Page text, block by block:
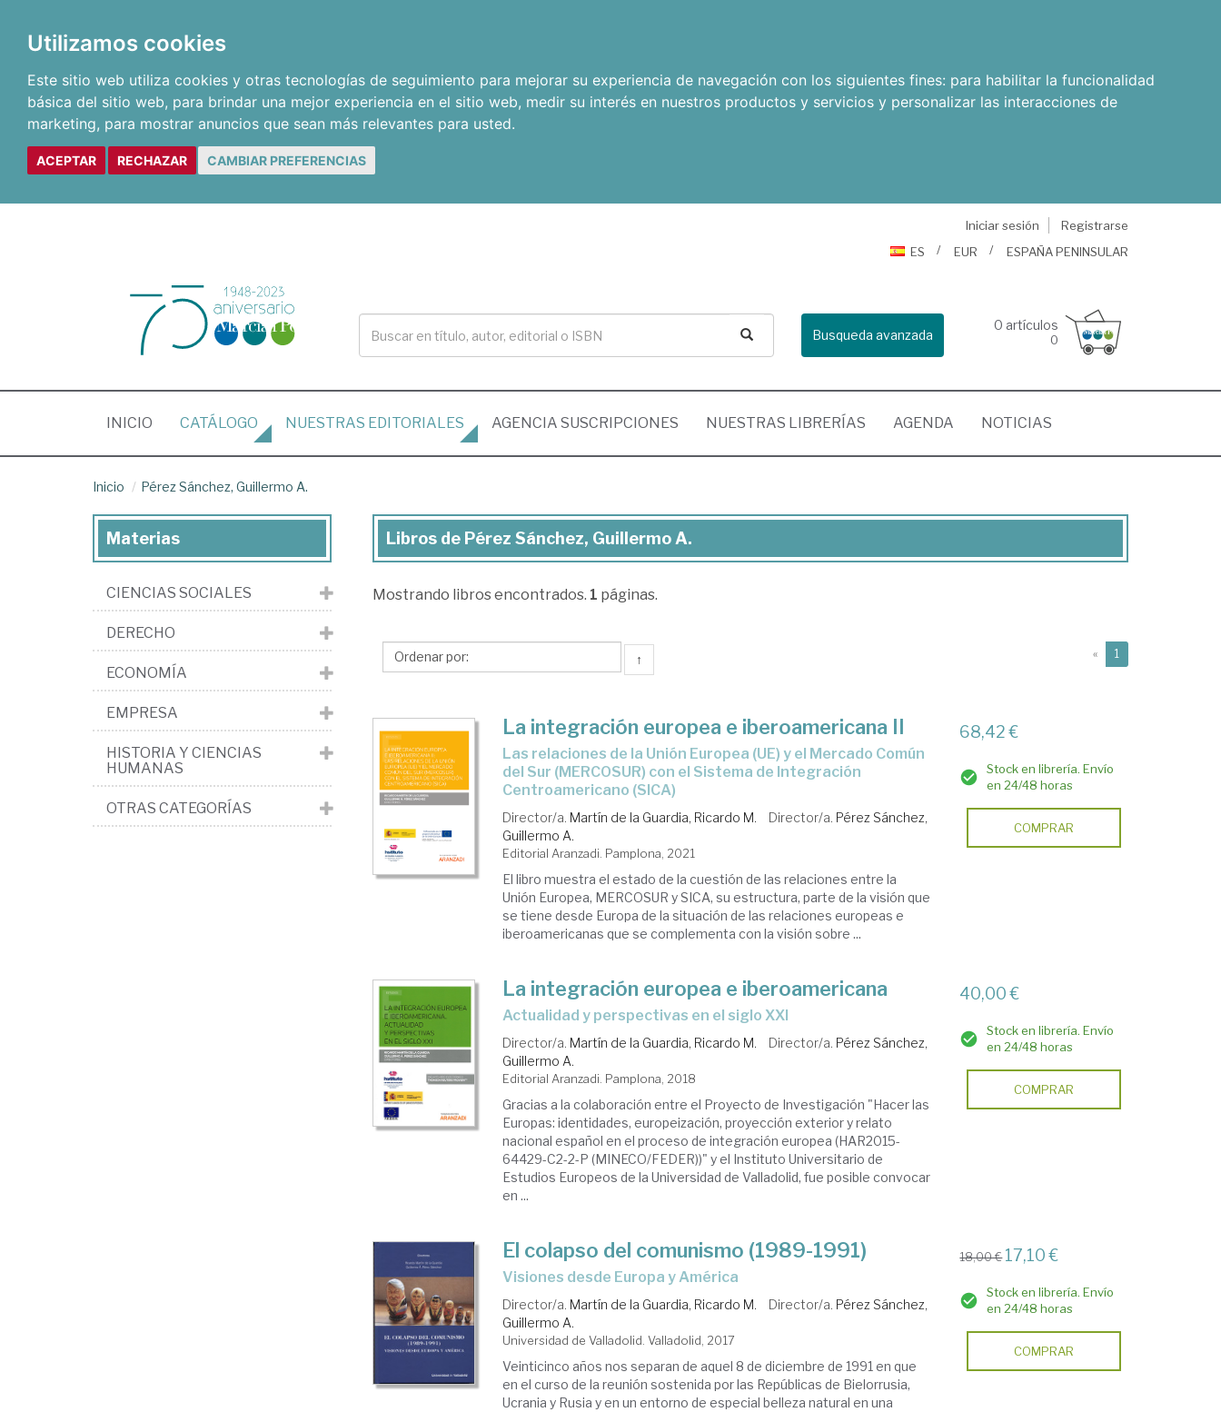
Utilizamos cookies
Este sitio web utiliza cookies y otras tecnologías de seguimiento para mejorar su experiencia de navegación con los siguientes fines: para habilitar la funcionalidad
básica del sitio web, para brindar una mejor experiencia en el sitio web, medir su interés en nuestros productos y servicios y personalizar las interacciones de
marketing, para mostrar anuncios que sean más relevantes para usted.
ACEPTAR RECHAZAR CAMBIAR PREFERENCIAS
Iniciar sesión
Registrarse
ES
EUR ESPAÑA PENINSULAR
Busqueda avanzada
0 artículos
0
INICIO (CURRENT)
CATÁLOGO NUESTRAS EDITORIALES AGENCIA SUSCRIPCIONES NUESTRAS LIBRERÍAS AGENDA NOTICIAS
Inicio Pérez Sánchez, Guillermo A.
Libros
Pérez
Guillermo
Libros de Pérez Sánchez, Guillermo A.
Mostrando libros encontrados. 1 páginas.
↑ « 1
La integración europea e iberoamericana II
las relaciones de la Unión Europea (UE) y el Mercado Común
del Sur (MERCOSUR) con el Sistema de Integración
Centroamericano (SICA)
Director/a. Martín de la Guardia, Ricardo M. Director/a. Pérez Sánchez,
Guillermo A.
Editorial Aranzadi. Pamplona, 2021
El libro muestra el estado de la cuestión de las relaciones entre la
Unión Europea, MERCOSUR y SICA, su estructura, parte de la visión que
se tiene desde Europa de la situación de las relaciones europeas e
iberoamericanas que se complementa con la visión sobre ...
68,42 €
Stock en librería. Envío
en 24/48 horas
COMPRAR
La integración europea e iberoamericana
actualidad y perspectivas en el siglo XXI
Director/a. Martín de la Guardia, Ricardo M. Director/a. Pérez Sánchez,
Guillermo A.
Editorial Aranzadi. Pamplona, 2018
Gracias a la colaboración entre el Proyecto de Investigación "Hacer las
Europas: identidades, europeización, proyección exterior y relato
nacional español en el proceso de integración europea (HAR2015-
64429-C2-2-P (MINECO/FEDER))" y el Instituto Universitario de
Estudios Europeos de la Universidad de Valladolid, fue posible convocar
en ...
40,00 €
Stock en librería. Envío
en 24/48 horas
COMPRAR
El colapso del comunismo (1989-1991)
visiones desde Europa y América
Director/a. Martín de la Guardia, Ricardo M. Director/a. Pérez Sánchez,
Guillermo A.
Universidad de Valladolid. Valladolid, 2017
Veinticinco años nos separan de aquel 8 de diciembre de 1991 en que
en el curso de la reunión sostenida por las Repúblicas de Bielorrusia,
Ucrania y Rusia y en un entorno de especial belleza natural en una
18,00 € 17,10 €
Stock en librería. Envío
en 24/48 horas
COMPRAR
Materias
CIENCIAS SOCIALES
DERECHO
ECONOMÍA
EMPRESA
HISTORIA Y CIENCIAS
HUMANAS
OTRAS CATEGORÍAS